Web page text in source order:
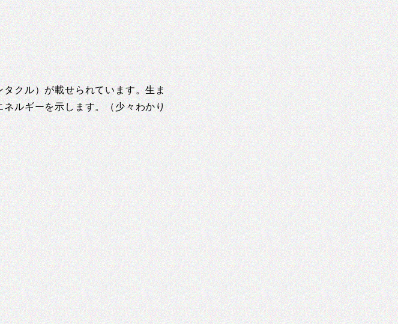
クル）が載せられています。生ま
ルギーを示します。（少々わかり